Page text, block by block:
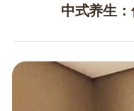
中式养生